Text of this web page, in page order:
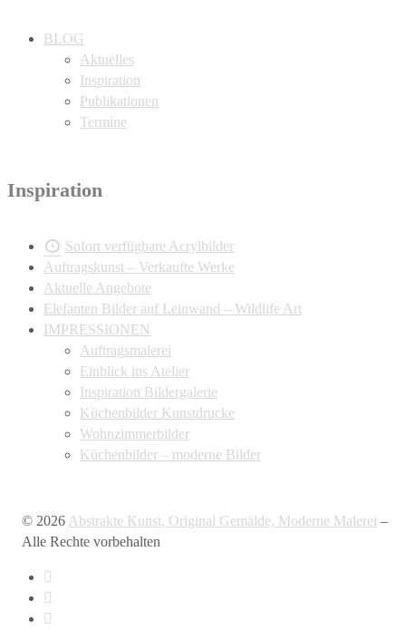
BLOG
Aktuelles
Inspiration
Publikationen
Termine
Inspiration
Sofort verfügbare Acrylbilder
Auftragskunst – Verkaufte Werke
Aktuelle Angebote
Elefanten Bilder auf Leinwand – Wildlife Art
IMPRESSIONEN
Auftragsmalerei
Einblick ins Atelier
Inspiration Bildergalerie
Küchenbilder Kunstdrucke
Wohnzimmerbilder
Küchenbilder – moderne Bilder
© 2026 Abstrakte Kunst, Original Gemälde, Moderne Malerei –
Alle Rechte vorbehalten